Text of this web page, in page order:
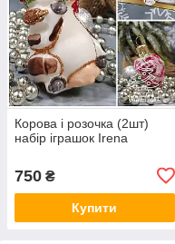
Корова і розочка (2шт)
набір іграшок Irena
750 ₴
Купити